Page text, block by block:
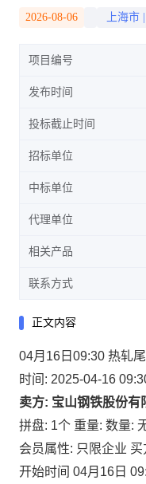
2026-08-06 上海市
项目编号
发布时间
投标截止时间
招标单位
中标单位
代理单位
相关产品
联系方式
正文内容
04月16日09:30 热轧
时间: 2025-04-16
卖方: 宝山钢铁股份有
拼盘: 1个 重量: 数量:
会员属性: 只限企业 买
开始时间 04月16日